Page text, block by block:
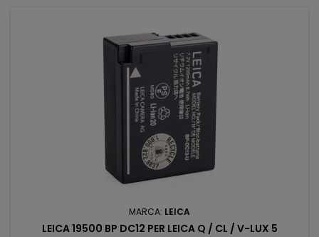
MARCA: LEICA
LEICA 19500 BP DC12 PER LEICA Q / CL / V-LUX 5